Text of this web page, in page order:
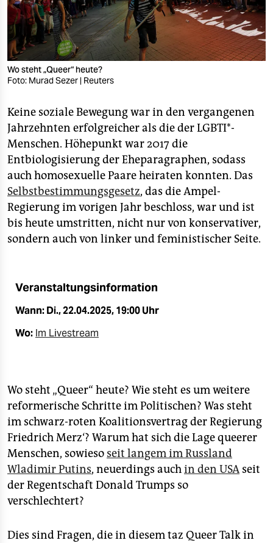
veranstaltungen
shop
fragen & hilfe
unterstützen
abo
genossenschaft
epaper login
Wo steht „Queer“ heute?
Foto: Murad Sezer | Reuters
Keine soziale Bewegung war in den vergangenen
Jahrzehnten erfolgreicher als die der LGBTI*-
Menschen. Höhepunkt war 2017 die
Entbiologisierung der Eheparagraphen, sodass
auch homosexuelle Paare heiraten konnten. Das
Selbstbestimmungsgesetz, das die Ampel-
Regierung im vorigen Jahr beschloss, war und ist
bis heute umstritten, nicht nur von konservativer,
sondern auch von linker und feministischer Seite.
Veranstaltungsinformation
Wann: Di., 22.04.2025, 19:00 Uhr
Wo: Im Livestream
Wo steht „Queer“ heute? Wie steht es um weitere
reformerische Schritte im Politischen? Was steht
im schwarz-roten Koalitionsvertrag der Regierung
Friedrich Merz‘? Warum hat sich die Lage queerer
Menschen, sowieso seit langem im Russland
Wladimir Putins, neuerdings auchin den USA seit
der Regentschaft Donald Trumps so
verschlechtert?
Dies sind Fragen, die in diesem taz Queer Talk in